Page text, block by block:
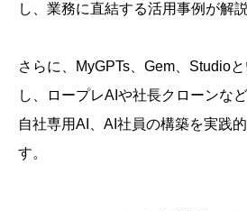
し、業務に直結する活用事例が解
さらに、MyGPTs、Gem、Studio
し、ロープレAIや社長クローンな
自社専用AI、AI社員の構築を実践
す。